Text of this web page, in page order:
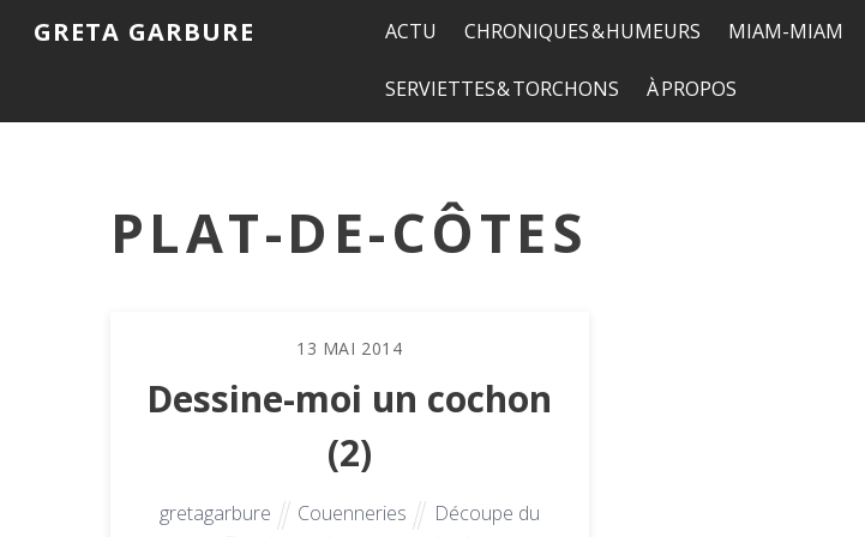
GRETA GARBURE ACTU CHRONIQUES & HUMEURS MIAM-MIAM
SERVIETTES & TORCHONS À PROPOS
PLAT-DE-CÔTES
13 MAI 2014
Dessine-moi un cochon
(2)
gretagarbure Couenneries
Découpe du